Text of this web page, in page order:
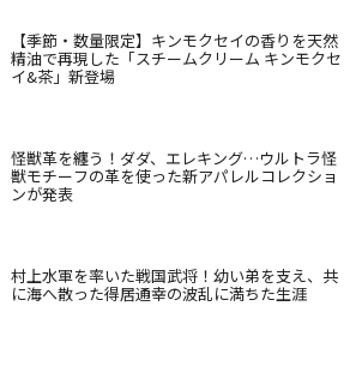
【季節・数量限定】キンモクセイの香りを天然
精油で再現した「スチームクリーム キンモクセ
イ&茶」新登場
怪獣革を纏う！ダダ、エレキング…ウルトラ怪
獣モチーフの革を使った新アパレルコレクショ
ンが発表
村上水軍を率いた戦国武将！幼い弟を支え、共
に海へ散った得居通幸の波乱に満ちた生涯